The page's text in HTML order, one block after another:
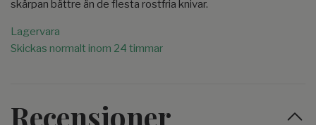
skärpan bättre än de flesta rostfria knivar.
Lagervara
Skickas normalt inom 24 timmar
Recensioner